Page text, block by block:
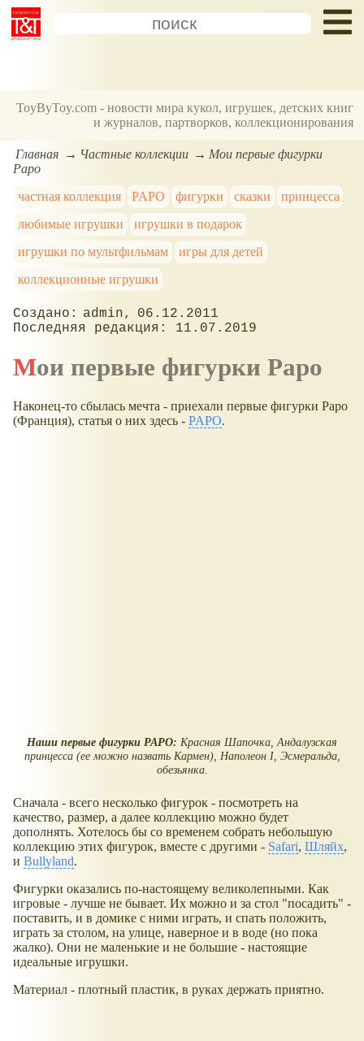
ToyByToy.com - новости мира кукол, игрушек, детских книг
и журналов, партворков, коллекционирования
Главная Частные коллекции
Мои первые фигурки
Papo
частная коллекция
PAPO фигурки сказки
принцесса
любимые игрушки
игрушки в подарок
игрушки по мультфильмам
игры для детей
коллекционные игрушки
admin
06.12.2011
11.07.2019
Мои первые фигурки Papo
Наконец-то сбылась мечта - приехали первые фигурки Papo
(Франция), статья о них здесь - PAPO.
Наши первые фигурки PAPO: Красная Шапочка, Андалузская
принцесса (ее можно назвать Кармен), Наполеон I, Эсмеральда,
обезьянка.
Сначала - всего несколько фигурок - посмотреть на
качество, размер, а далее коллекцию можно будет
дополнять. Хотелось бы со временем собрать небольшую
коллекцию этих фигурок, вместе с другими - Safari, Шляйх,
и Bullyland.
Фигурки оказались по-настоящему великолепными. Как
игровые - лучше не бывает. Их можно и за стол "посадить" -
поставить, и в домике с ними играть, и спать положить,
играть за столом, на улице, наверное и в воде (но пока
жалко). Они не маленькие и не большие - настоящие
идеальные игрушки.
Материал - плотный пластик, в руках держать приятно.